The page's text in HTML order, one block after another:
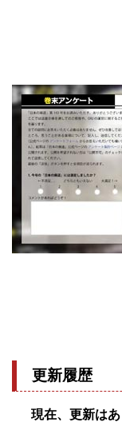
更新履歴
現在、更新は